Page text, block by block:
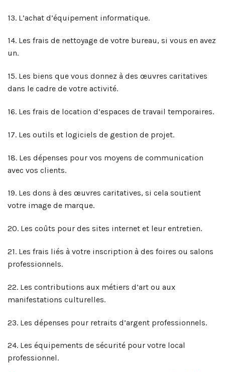
13. L’achat d’équipement informatique.
14. Les frais de nettoyage de votre bureau, si vous en avez
un.
15. Les biens que vous donnez à des œuvres caritatives
dans le cadre de votre activité.
16. Les frais de location d’espaces de travail temporaires.
17. Les outils et logiciels de gestion de projet.
18. Les dépenses pour vos moyens de communication
avec vos clients.
19. Les dons à des œuvres caritatives, si cela soutient
votre image de marque.
20. Les coûts pour des sites internet et leur entretien.
21. Les frais liés à votre inscription à des foires ou salons
professionnels.
22. Les contributions aux métiers d’art ou aux
manifestations culturelles.
23. Les dépenses pour retraits d’argent professionnels.
24. Les équipements de sécurité pour votre local
professionnel.